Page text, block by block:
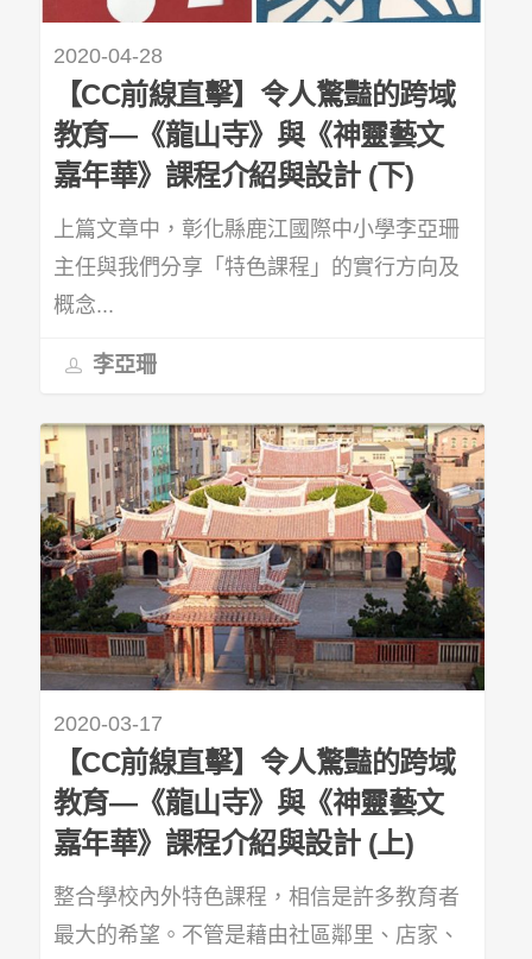
2020-04-28
【CC前線直擊】令人驚豔的跨域
教育—《龍山寺》與《神靈藝文
嘉年華》課程介紹與設計 (下)
上篇文章中，彰化縣鹿江國際中小學李亞珊
主任與我們分享「特色課程」的實行方向及
概念...
李亞珊
2020-03-17
【CC前線直擊】令人驚豔的跨域
教育—《龍山寺》與《神靈藝文
嘉年華》課程介紹與設計 (上)
整合學校內外特色課程，相信是許多教育者
最大的希望。不管是藉由社區鄰里、店家、